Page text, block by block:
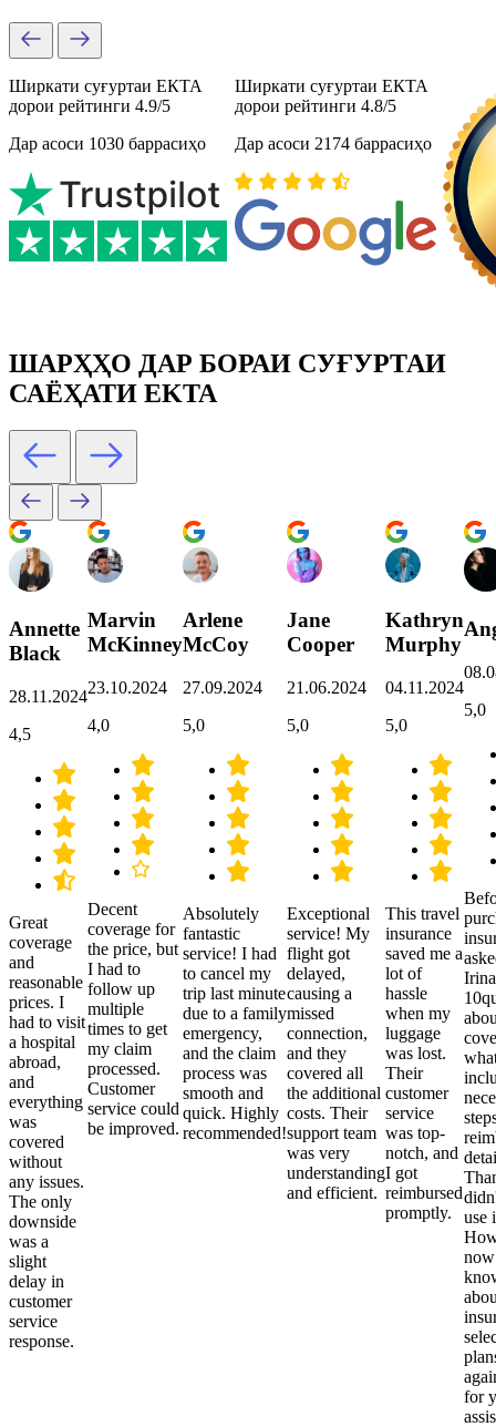
Ширкати суғуртаи ЕКТА
дорои рейтинги 4.9/5
Дар асоси 1030 баррасиҳо
Ширкати суғуртаи ЕКТА
дорои рейтинги 4.8/5
Дар асоси 2174 баррасиҳо
ШАРҲҲО ДАР БОРАИ СУҒУРТАИ
САЁҲАТИ EKTA
Annette
Black
28.11.2024
4,5
Great
coverage
and
reasonable
prices. I
had to visit
a hospital
abroad,
and
everything
was
covered
without
any issues.
The only
downside
was a
slight
delay in
customer
service
response.
Marvin
McKinney
23.10.2024
4,0
Decent
coverage for
the price, but
I had to
follow up
multiple
times to get
my claim
processed.
Customer
service could
be improved.
Arlene
McCoy
27.09.2024
5,0
Absolutely
fantastic
service! I had
to cancel my
trip last minute
due to a family
emergency,
and the claim
process was
smooth and
quick. Highly
recommended!
Jane
Cooper
21.06.2024
5,0
Exceptional
service! My
flight got
delayed,
causing a
missed
connection,
and they
covered all
the additional
costs. Their
support team
was very
understanding
and efficient.
Kathryn
Murphy
04.11.2024
5,0
This travel
insurance
saved me a
lot of
hassle
when my
luggage
was lost.
Their
customer
service
was top-
notch, and
I got
reimbursed
promptly.
5,0
use
for